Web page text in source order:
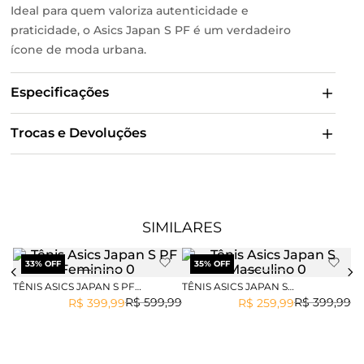
Ideal para quem valoriza autenticidade e
praticidade, o Asics Japan S PF é um verdadeiro
ícone de moda urbana.
Especificações
Trocas e Devoluções
SIMILARES
33% OFF
TÊNIS ASICS JAPAN S PF
R$ 599,99
R$ 399,99
35% OFF
TÊNIS ASICS JAPAN S
MASCULINO
R$ 399,99
R$ 259,99